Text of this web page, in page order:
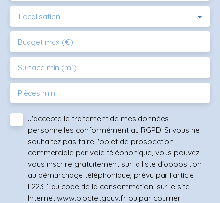
Localisation
Budget max (€)
Surface min (m²)
Pièces min
J'accepte le traitement de mes données
personnelles conformément au RGPD. Si vous ne
souhaitez pas faire l'objet de prospection
commerciale par voie téléphonique, vous pouvez
vous inscrire gratuitement sur la liste d'opposition
au démarchage téléphonique, prévu par l'article
L223-1 du code de la consommation, sur le site
Internet www.bloctel.gouv.fr ou par courrier